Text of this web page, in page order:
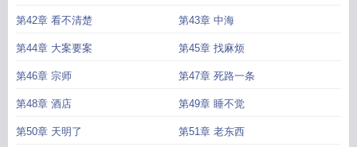
第42章 看不清楚 第43章 中海
第44章 大案要案 第45章 找麻烦
第46章 宗师 第47章 死路一条
第48章 酒店 第49章 睡不觉
第50章 天明了 第51章 老东西